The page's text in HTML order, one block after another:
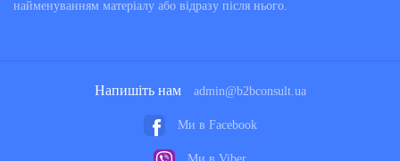
найменуванням матеріалу або відразу після нього.
Напишіть нам admin@b2bconsult.ua
Ми в Facebook